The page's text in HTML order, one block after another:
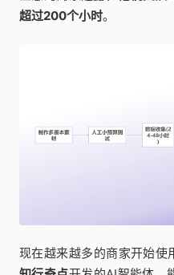
超过200个小时。
现在越来越多的商家开始使